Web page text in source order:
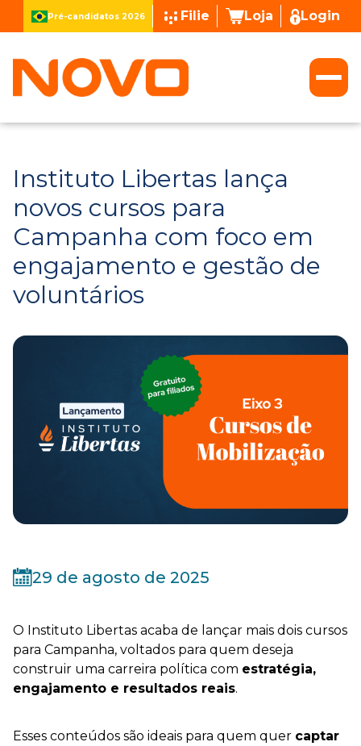
Pré-candidatos 2026 Filie Loja Login
Instituto Libertas lança
novos cursos para
Campanha com foco em
engajamento e gestão de
voluntários
29 de agosto de 2025
O Instituto Libertas acaba de lançar mais dois cursos
para Campanha, voltados para quem deseja
construir uma carreira política com estratégia,
engajamento e resultados reais.
Esses conteúdos são ideais para quem quer captar